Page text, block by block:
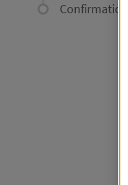
Confirmation